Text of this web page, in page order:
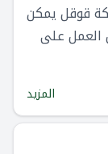
قوقل يمكن
العمل على
المزيد